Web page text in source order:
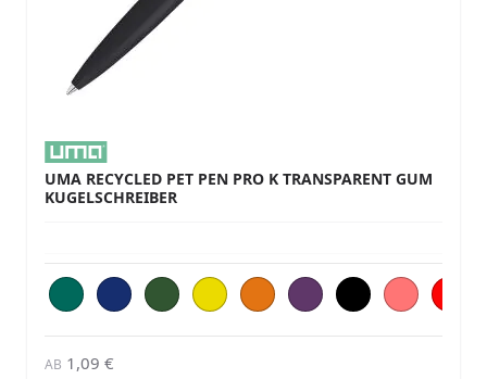
UMA RECYCLED PET PEN PRO K TRANSPARENT GUM
KUGELSCHREIBER
AB 1,09 €